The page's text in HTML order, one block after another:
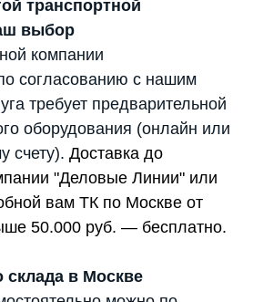
транспортной
выбор
компании
согласованию с нашим
требует предварительной
оборудования (онлайн или
счету). Доставка до
"Деловые Линии" или
вам ТК по Москве от
50.000 руб. — бесплатно.
в Москве